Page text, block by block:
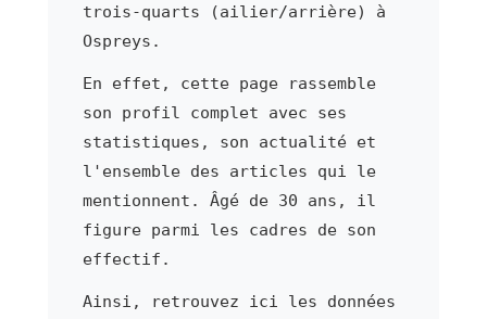
trois-quarts (ailier/arrière) à
Ospreys.
En effet, cette page rassemble
son profil complet avec ses
statistiques, son actualité et
l'ensemble des articles qui le
mentionnent. Âgé de 30 ans, il
figure parmi les cadres de son
effectif.
Ainsi, retrouvez ici les données